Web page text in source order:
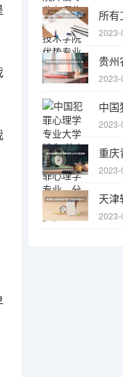
2023-
2023-
2023-
2023-
2023-